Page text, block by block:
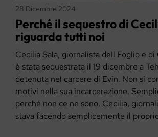
28 Dicembre 2024
Perché il sequestro di
riguarda tutti noi
Cecilia Sala, giornalista deIl Foglio e di
è stata sequestrata il 19 dicembre a
detenuta nel carcere di Evin. Non si
motivi nella sua incarcerazione.
perché non ce ne sono. Cecilia,
stava facendo semplicemente il